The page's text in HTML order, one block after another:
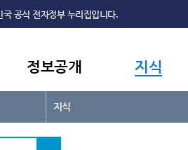
국 공식 전자정부 누리집입니다.
정보공개 지식
지식